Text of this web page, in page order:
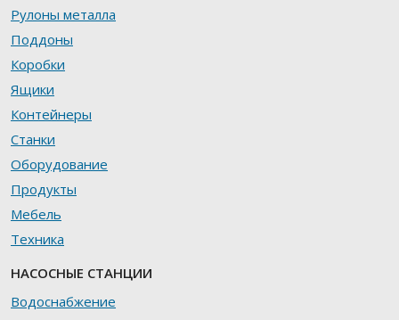
Рулоны металла
Поддоны
Коробки
Ящики
Контейнеры
Станки
Оборудование
Продукты
Мебель
Техника
НАСОСНЫЕ СТАНЦИИ
Водоснабжение